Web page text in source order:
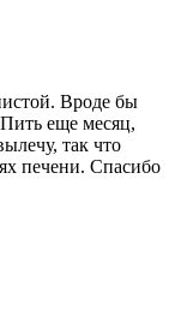
Вроде бы
еще месяц,
так что
печени. Спасибо